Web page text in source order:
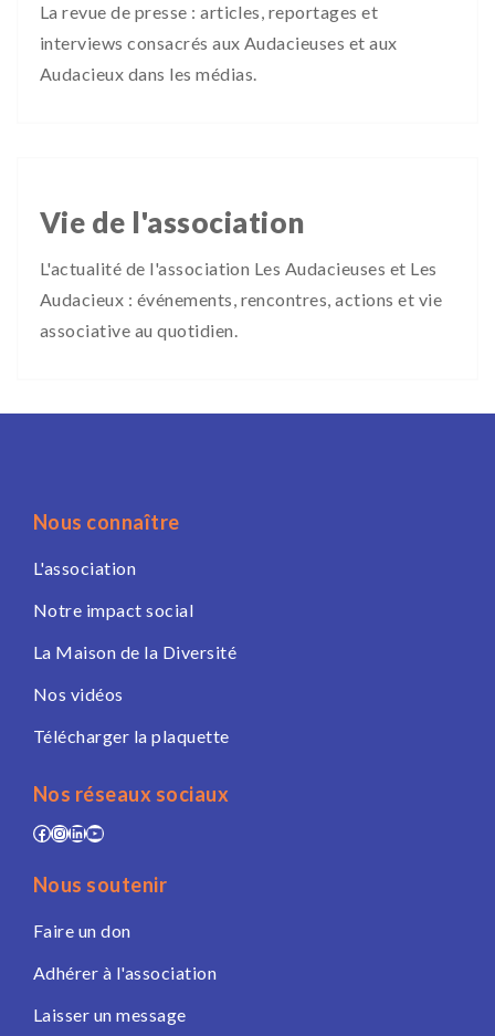
La revue de presse : articles, reportages et
interviews consacrés aux Audacieuses et aux
Audacieux dans les médias.
Vie de l'association
L'actualité de l'association Les Audacieuses et Les
Audacieux : événements, rencontres, actions et vie
associative au quotidien.
Nous connaître
L'association
Notre impact social
La Maison de la Diversité
Nos vidéos
Télécharger la plaquette
Nos réseaux sociaux
Facebook
Instagram
LinkedIn
YouTube
Nous soutenir
Faire un don
Adhérer à l'association
Laisser un message